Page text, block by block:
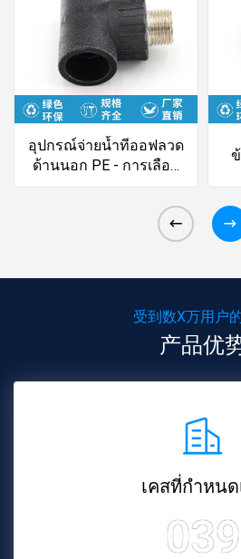
อุปกรณ์จ่ายน้ำทีออฟลวด
ด้านนอก PE - การเลือก
ใช้วัสดุคุณภาพสูง
受到数X万用户
产品优
เคสที่กำหนด
039